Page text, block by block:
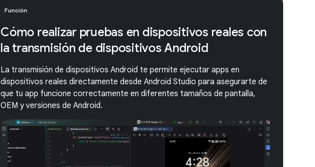
Función
Cómo realizar pruebas en dispositivos reales con
la transmisión de dispositivos Android
La transmisión de dispositivos Android te permite ejecutar apps en
dispositivos reales directamente desde Android Studio para asegurarte de
que tu app funcione correctamente en diferentes tamaños de pantalla,
OEM y versiones de Android.